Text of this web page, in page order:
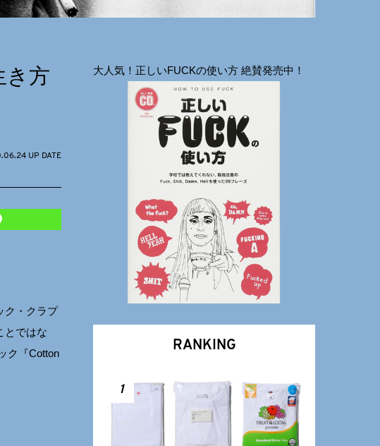
き方
UP DATE
ク・クラプ
とではな
ク『Cotton
大人気！正しいFUCKの使い方 絶賛発売中！
RANKING
1